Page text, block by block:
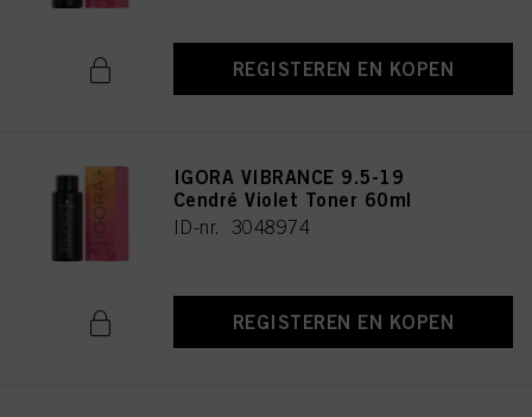
REGISTEREN EN KOPEN
IGORA VIBRANCE 9.5-19
Cendré Violet Toner 60ml
ID-nr. 3048974
REGISTEREN EN KOPEN